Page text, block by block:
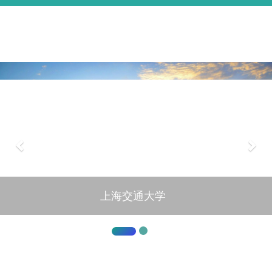
上海交通大学